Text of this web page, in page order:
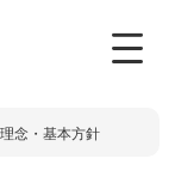
念・基本方針